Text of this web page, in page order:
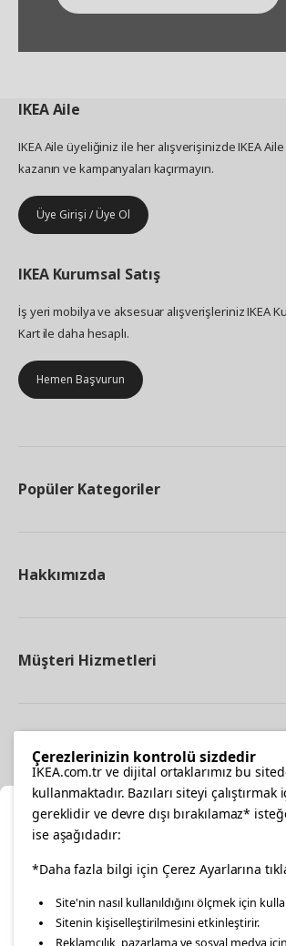
IKEAAile
IKEA Aile üyeliğiniz ile her alışverişinizde IKEA Aile
kazanın ve kampanyaları kaçırmayın.
Üye Girişi / Üye Ol
IKEA Kurumsal Satış
İş yeri mobilya ve aksesuar alışverişleriniz IKEA
Kart ile daha hesaplı.
Hemen Başvurun
Popüler Kategoriler
Hakkımızda
Müşteri Hizmetleri
facebooktwitterinstagrampinterestyoutube
linkedin
Konumunuzu Seçin
İnternetten vereceğiniz siparişlerinizde size
içerikleri görebilmek için lütfen konumuzu
Çerezlerinizin kontrolü sizdedir
IKEA.com.tr ve dijital ortaklarımız bu
kullanmaktadır. Bazıları siteyi
gereklidir ve devre dışı bırakılamaz*
ise aşağıdadır:
*Daha fazla bilgi için Çerez Ayarlarına
Site'nin nasıl kullanıldığını ölçmek için
Sitenin kişiselleştirilmesini etkinleştirir.
Reklamcılık, pazarlama ve sosyal medya